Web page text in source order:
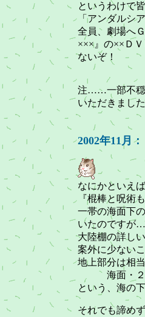
というわけで
「アンダルシ
全員、劇場へ
×××』の××Ｄ
ないぞ！
注……一部不穏
いただきまし
2002年11月
なにかといえ
『棍棒と呪術
一帯の海面下
いたのですが
大陸棚の詳し
案外に少ない
地上部分は相
海面・２０
という、海の
それでも諦め